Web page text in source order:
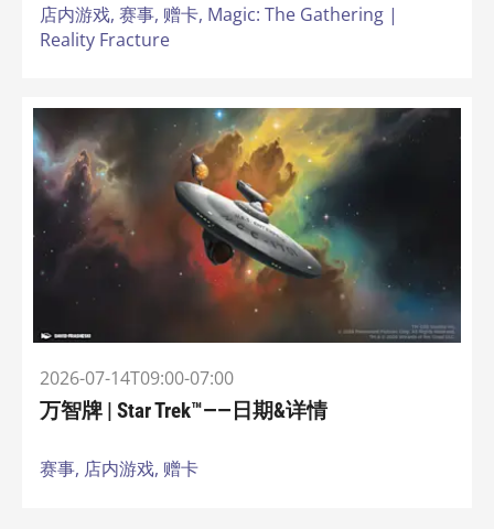
店内游戏, 赛事, 赠卡, Magic: The Gathering |
Reality Fracture
2026-07-14T09:00-07:00
万智牌 | Star Trek™——日期&详情
赛事, 店内游戏, 赠卡